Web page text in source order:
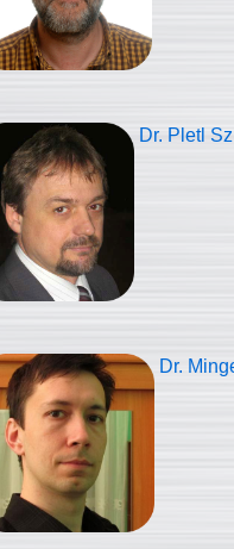
Dr. Pletl
Dr.